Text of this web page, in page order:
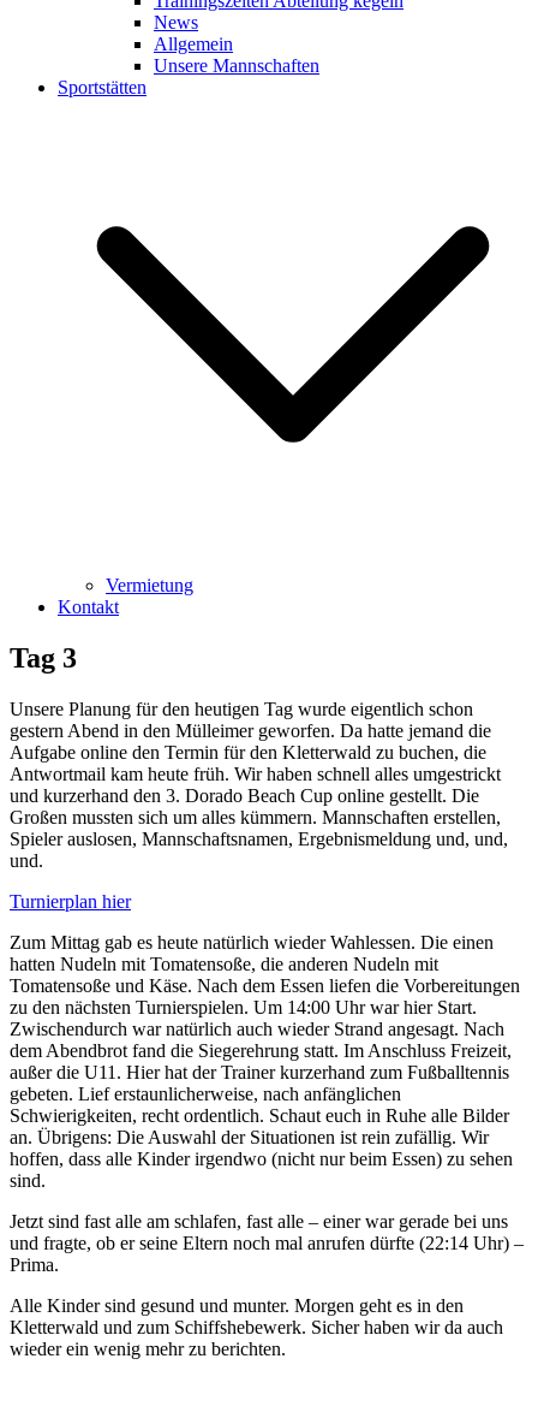
News
Allgemein
Unsere Mannschaften
Sportstätten
Vermietung
Kontakt
Tag 3
Unsere Planung für den heutigen Tag wurde eigentlich schon
gestern Abend in den Mülleimer geworfen. Da hatte jemand die
Aufgabe online den Termin für den Kletterwald zu buchen, die
Antwortmail kam heute früh. Wir haben schnell alles umgestrickt
und kurzerhand den 3. Dorado Beach Cup online gestellt. Die
Großen mussten sich um alles kümmern. Mannschaften erstellen,
Spieler auslosen, Mannschaftsnamen, Ergebnismeldung und, und,
und.
Turnierplan hier
Zum Mittag gab es heute natürlich wieder Wahlessen. Die einen
hatten Nudeln mit Tomatensoße, die anderen Nudeln mit
Tomatensoße und Käse. Nach dem Essen liefen die Vorbereitungen
zu den nächsten Turnierspielen. Um 14:00 Uhr war hier Start.
Zwischendurch war natürlich auch wieder Strand angesagt. Nach
dem Abendbrot fand die Siegerehrung statt. Im Anschluss Freizeit,
außer die U11. Hier hat der Trainer kurzerhand zum Fußballtennis
gebeten. Lief erstaunlicherweise, nach anfänglichen
Schwierigkeiten, recht ordentlich. Schaut euch in Ruhe alle Bilder
an. Übrigens: Die Auswahl der Situationen ist rein zufällig. Wir
hoffen, dass alle Kinder irgendwo (nicht nur beim Essen) zu sehen
sind.
Jetzt sind fast alle am schlafen, fast alle – einer war gerade bei uns
und fragte, ob er seine Eltern noch mal anrufen dürfte (22:14 Uhr) –
Prima.
Alle Kinder sind gesund und munter. Morgen geht es in den
Kletterwald und zum Schiffshebewerk. Sicher haben wir da auch
wieder ein wenig mehr zu berichten.